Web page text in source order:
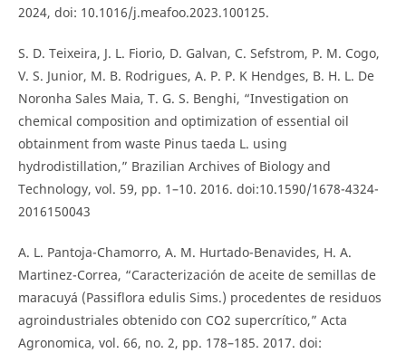
2024, doi: 10.1016/j.meafoo.2023.100125.
S. D. Teixeira, J. L. Fiorio, D. Galvan, C. Sefstrom, P. M. Cogo,
V. S. Junior, M. B. Rodrigues, A. P. P. K Hendges, B. H. L. De
Noronha Sales Maia, T. G. S. Benghi, “Investigation on
chemical composition and optimization of essential oil
obtainment from waste Pinus taeda L. using
hydrodistillation,” Brazilian Archives of Biology and
Technology, vol. 59, pp. 1–10. 2016. doi:10.1590/1678-4324-
2016150043
A. L. Pantoja-Chamorro, A. M. Hurtado-Benavides, H. A.
Martinez-Correa, “Caracterización de aceite de semillas de
maracuyá (Passiflora edulis Sims.) procedentes de residuos
agroindustriales obtenido con CO2 supercrítico,” Acta
Agronomica, vol. 66, no. 2, pp. 178–185. 2017. doi: